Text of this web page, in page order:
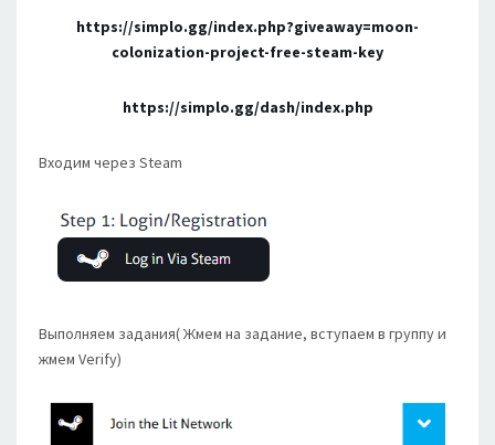
https://simplo.gg/index.php?giveaway=moon-
colonization-project-free-steam-key
https://simplo.gg/dash/index.php
Входим через Steam
Выполняем задания( Жмем на задание, вступаем в группу и
жмем Verify)